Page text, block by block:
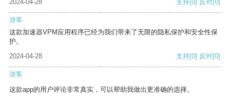
2024-04-28
支持[0] 反对[0]
游客
这款加速器VPM应用程序已经为我们带来了无限的隐私保护和安全性保
护。
2024-04-28
支持[0] 反对[0]
游客
这款app的用户评论非常真实，可以帮助我做出更准确的选择。